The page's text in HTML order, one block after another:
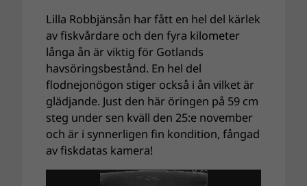
Lilla Robbjänsån har fått en hel del kärlek
av fiskvårdare och den fyra kilometer
långa ån är viktig för Gotlands
havsöringsbestånd. En hel del
flodnejonögon stiger också i ån vilket är
glädjande. Just den här öringen på 59 cm
steg under sen kväll den 25:e november
och är i synnerligen fin kondition, fångad
av fiskdatas kamera!